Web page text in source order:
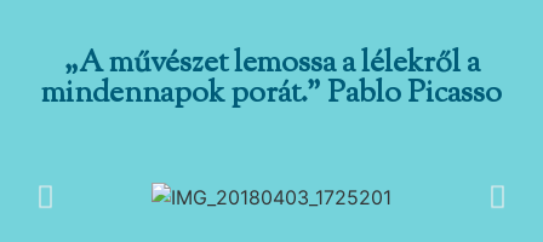
„A művészet lemossa a lélekről a
mindennapok porát.” Pablo Picasso